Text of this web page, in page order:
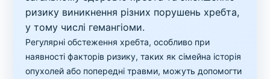
ризику виникнення різних порушень хребта,
у тому числі гемангіоми.
Регулярні обстеження хребта, особливо при
наявності факторів ризику, таких як сімейна історія
опухолей або попередні травми, можуть допомогти